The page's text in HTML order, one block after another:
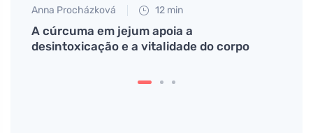
Anna Procházková 12 min
A cúrcuma em jejum apoia a
desintoxicação e a vitalidade do corpo